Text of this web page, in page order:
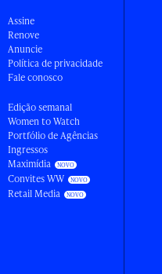
Assine
Renove
Anuncie
Política de privacidade
Fale conosco
Edição semanal
Women to Watch
Portfólio de Agências
Ingressos
Maximídia
Convites WW
Retail Media